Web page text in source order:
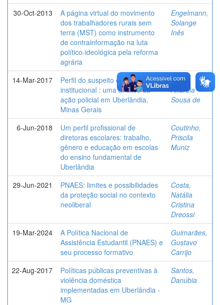
30-Oct-2013
A página virtual do movimento
dos trabalhadores rurais sem
terra (MST) como instrumento
de contrainformação na luta
político-ideológica pela reforma
agrária
Engelmann,
Solange
Inês
14-Mar-2017
Perfil do suspeito e racismo
institucional : uma análise da
ação policial em Uberlândia,
Minas Gerais
Jesus,
Andreia
Sousa de
6-Jun-2018
Um perfil profissional de
diretoras escolares: trabalho,
gênero e educação em escolas
do ensino fundamental de
Uberlândia
Coutinho,
Priscila
Muniz
29-Jun-2021
PNAES: limites e possibilidades
da proteção social no contexto
neoliberal
Costa,
Natália
Cristina
Dreossi
19-Mar-2024
A Política Nacional de
Assistência Estudantil (PNAES) e
seu processo formativo
Guimarães,
Gustavo
Carrijo
22-Aug-2017
Políticas públicas preventivas à
violência doméstica
implementadas em Uberlândia -
MG
Santos,
Danúbia